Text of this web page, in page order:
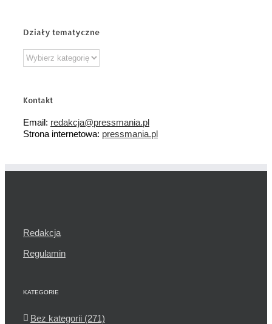
Działy tematyczne
Działy
tematyczne
Kontakt
Email: redakcja@pressmania.pl
Strona internetowa: pressmania.pl
Redakcja
Regulamin
KATEGORIE
Bez kategorii (271)